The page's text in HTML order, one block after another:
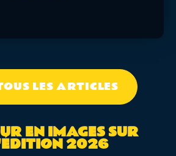
LES ARTICLES
EN IMAGES SUR
2026